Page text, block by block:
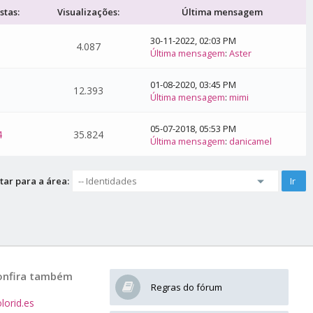
Visualizações: Última mensagem
4.087
30-11-2022, 02:03 PM
Última mensagem:Aster
12.393
01-08-2020, 03:45 PM
Última mensagem:mimi
35.824
05-07-2018, 05:53 PM
Última mensagem: danicamel
para a área:
Regras do fórum
também